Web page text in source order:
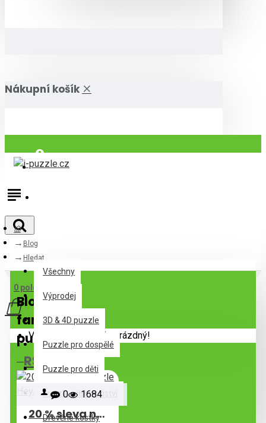
Nákupní košík
Přihlásit
Všechny
Všechny
Výprodej
3D & 4D puzzle
Puzzle pro dospělé
Puzzle pro děti
Puzzle příslušenství
Dřevěné kostky
0 položek - 0Kč
Váš nákupní košík je prázdný!
Blog
Hledat
Blog -
fantasy
puzzle
RSS Feed
0 1684
20 % sleva na puzzle Heye